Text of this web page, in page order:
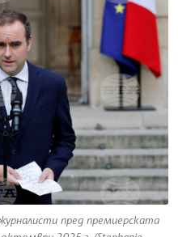
пред премиерската